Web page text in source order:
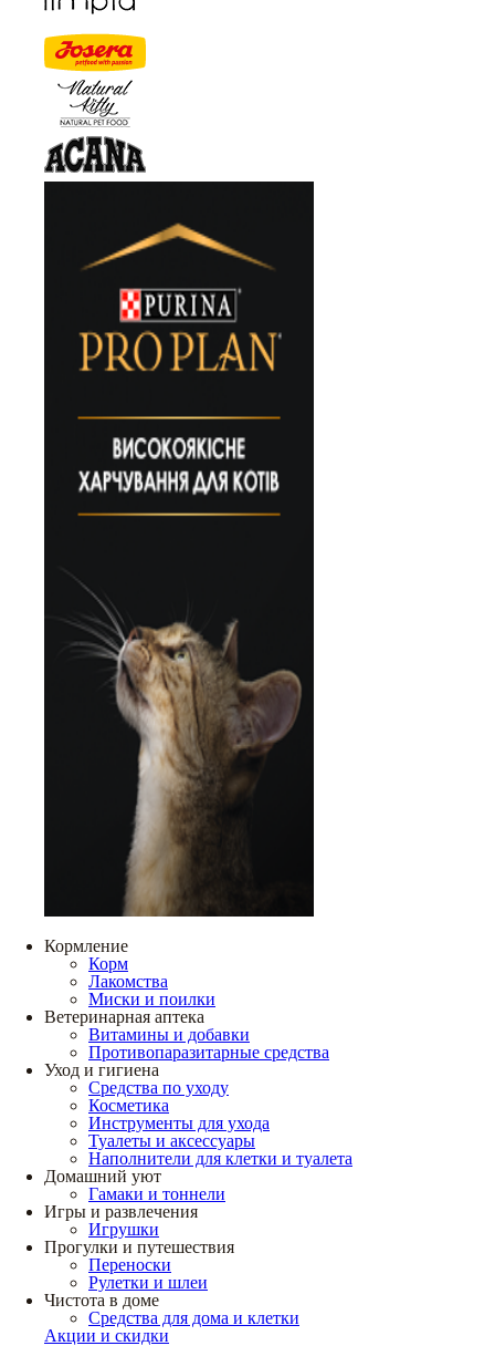
Кормление
Корм
Лакомства
Миски и поилки
Ветеринарная аптека
Витамины и добавки
Противопаразитарные средства
Уход и гигиена
Средства по уходу
Косметика
Инструменты для ухода
Туалеты и аксессуары
Наполнители для клетки и туалета
Домашний уют
Гамаки и тоннели
Игры и развлечения
Игрушки
Прогулки и путешествия
Переноски
Рулетки и шлеи
Чистота в доме
Средства для дома и клетки
Акции и скидки